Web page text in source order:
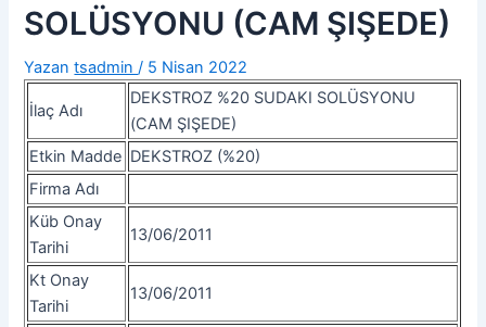
SOLÜSYONU (CAM ŞIŞEDE)
Yazan tsadmin/ 5 Nisan 2022
İlaç Adı
DEKSTROZ %20 SUDAKI SOLÜSYONU
(CAM ŞIŞEDE)
Etkin Madde DEKSTROZ (%20)
Firma Adı
Küb Onay
Tarihi
13/06/2011
Kt Onay
Tarihi
13/06/2011